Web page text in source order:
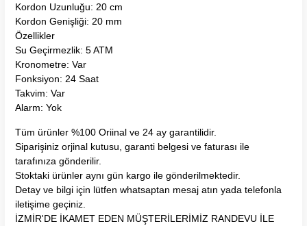
Kordon Uzunluğu: 20 cm
Kordon Genişliği: 20 mm
Özellikler
Su Geçirmezlik: 5 ATM
Kronometre: Var
Fonksiyon: 24 Saat
Takvim: Var
Alarm: Yok
Tüm ürünler %100 Oriinal ve 24 ay garantilidir.
Siparişiniz orjinal kutusu, garanti belgesi ve faturası ile
tarafınıza gönderilir.
Stoktaki ürünler aynı gün kargo ile gönderilmektedir.
Detay ve bilgi için lütfen whatsaptan mesaj atın yada telefonla
iletişime geçiniz.
İZMİR'DE İKAMET EDEN MÜŞTERİLERİMİZ RANDEVU İLE